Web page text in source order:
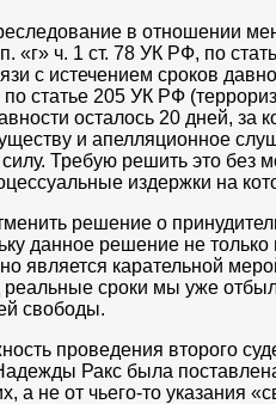
в отношении
«г» ч. 1 ст. 78 УК РФ, по
с истечением сроков
по статье 205 УК РФ
осталось 20 дней, за
и апелляционное
Требую решить это без
издержки на
решение о
данное решение не
является карательной
сроки мы уже
свободы.
проведения второго
Ракс была
а не от чьего-то указания